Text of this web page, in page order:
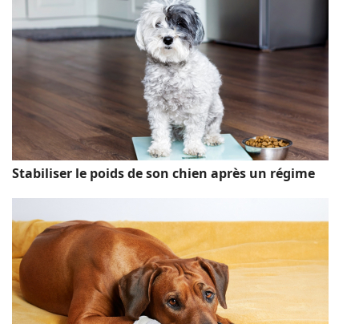
Stabiliser le poids de son chien après un régime